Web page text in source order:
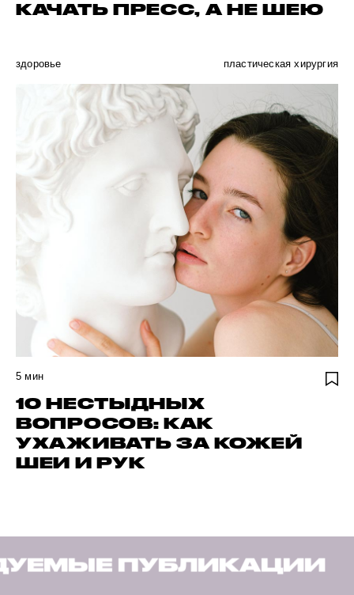
КАЧАТЬ ПРЕСС, А НЕ ШЕЮ
здоровье пластическая хирургия
5 мин
10 НЕСТЫДНЫХ
ВОПРОСОВ: КАК
УХАЖИВАТЬ ЗА КОЖЕЙ
ШЕИ И РУК